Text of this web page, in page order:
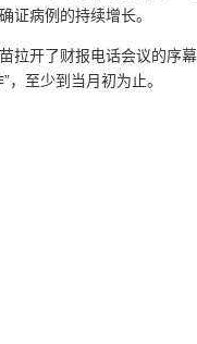
证病例的持续增长。
拉开了财报电话会议的序
，至少到当月初为止。